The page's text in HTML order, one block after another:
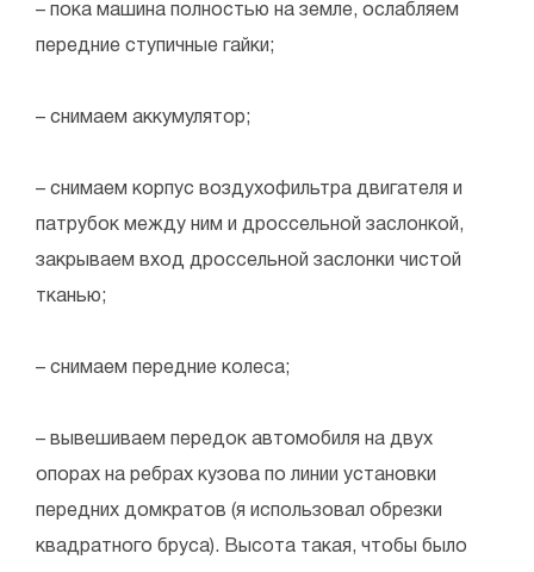
– пока машина полностью на земле, ослабляем
передние ступичные гайки;
– снимаем аккумулятор;
– снимаем корпус воздухофильтра двигателя и
патрубок между ним и дроссельной заслонкой,
закрываем вход дроссельной заслонки чистой
тканью;
– снимаем передние колеса;
– вывешиваем передок автомобиля на двух
опорах на ребрах кузова по линии установки
передних домкратов (я использовал обрезки
квадратного бруса). Высота такая, чтобы было